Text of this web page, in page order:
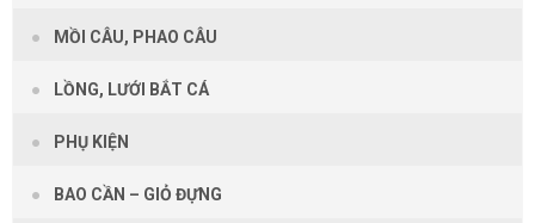
MỒI CÂU, PHAO CÂU
LỒNG, LƯỚI BẮT CÁ
PHỤ KIỆN
BAO CẦN – GIỎ ĐỰNG